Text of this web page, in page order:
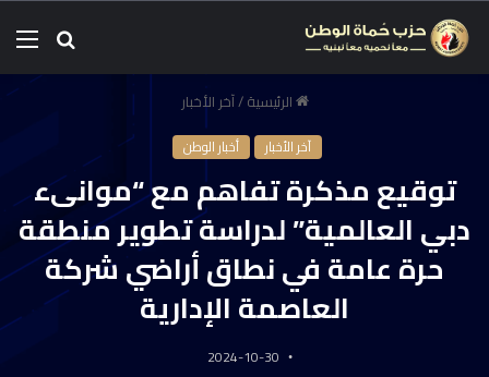
الرئيسية/آخر الأخبار
آخر الأخبار أخبار الوطن
توقيع مذكرة تفاهم مع “موانىء
دبي العالمية” لدراسة تطوير منطقة
حرة عامة في نطاق أراضي شركة
العاصمة الإدارية
2024-10-30